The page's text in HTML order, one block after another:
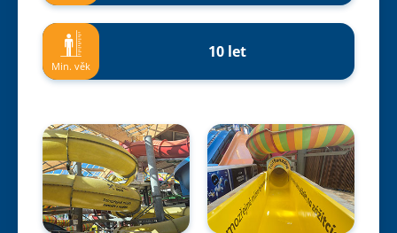
Min. věk
10 let